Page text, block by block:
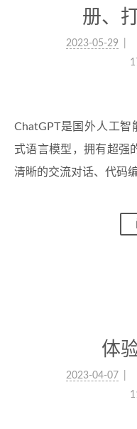
册、
2023-05-29
ChatGPT是国外人工
式语言模型，拥有超强
清晰的交流对话、代码
体
2023-04-07